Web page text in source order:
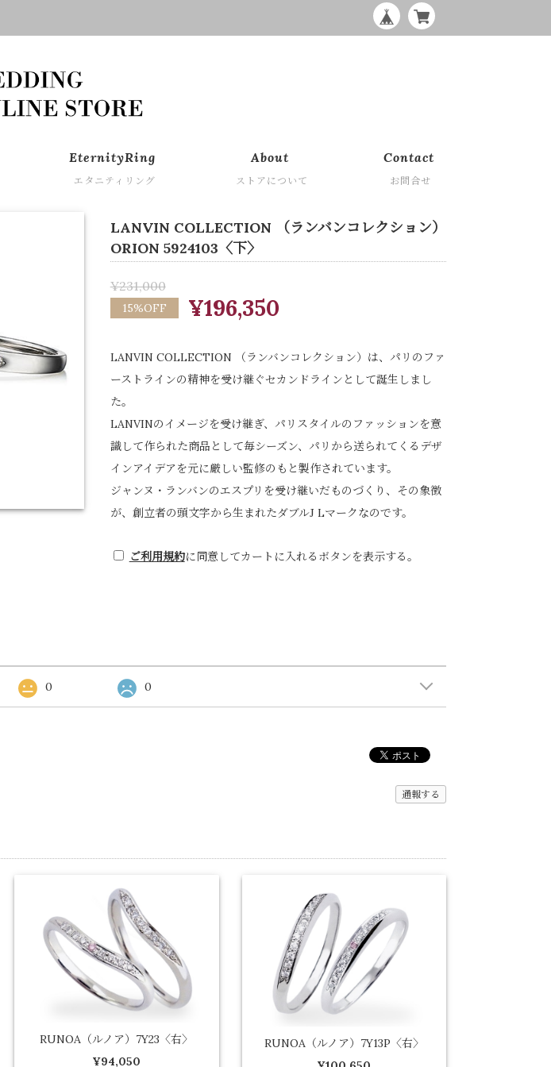
EternityRing
エタニティリング
About
ストアについて
Contact
お問合せ
LANVIN COLLECTION （ランバンコレクション）
ORION 5924103〈下〉
¥231,000
15%OFF ¥196,350
LANVIN COLLECTION （ランバンコレクション）は、パリのファ
ーストラインの精神を受け継ぐセカンドラインとして誕生しまし
た。
LANVINのイメージを受け継ぎ、パリスタイルのファッションを意
識して作られた商品として毎シーズン、パリから送られてくるデザ
インアイデアを元に厳しい監修のもと製作されています。
ジャンヌ・ランバンのエスプリを受け継いだものづくり、その象徴
が、創立者の頭文字から生まれたダブルJ Lマークなのです。
ご利用規約に同意してカートに入れるボタンを表示する。
0 0
通報する
RUNOA（ルノア）7Y23〈右〉
¥94,050
RUNOA（ルノア）7Y13P〈右〉